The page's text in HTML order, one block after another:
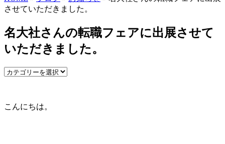
させていただきました。
名大社さんの転職フェアに出展させて
いただきました。
こんにちは。